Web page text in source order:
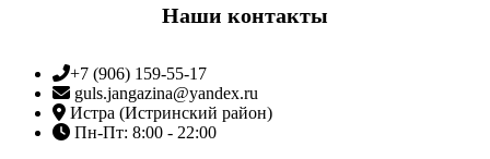
Наши контакты
+7 (906) 159-55-17
guls.jangazina@yandex.ru
Истра (Истринский район)
Пн-Пт: 8:00 - 22:00